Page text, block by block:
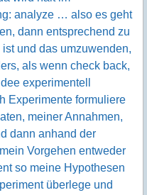
analyze … also es geht
dann entsprechend zu
und das umzuwenden,
als wenn check back,
experimentell
Experimente formuliere
meiner Annahmen,
dann anhand der
Vorgehen entweder
so meine Hypothesen
überlege und